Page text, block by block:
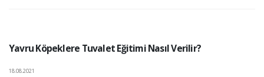
Yavru Köpeklere Tuvalet Eğitimi Nasıl Verilir?
18.08.2021